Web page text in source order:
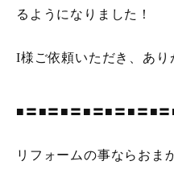
るようになりました！
I様ご依頼いただき、あり
■〓■〓■〓■〓■〓■〓■
リフォームの事ならおま